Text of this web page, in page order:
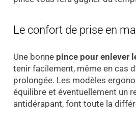
Le confort de prise en
Une bonne pince pour enlever
tenir facilement, même en cas
prolongée. Les modèles
équilibre et éventuellement un
antidérapant, font toute la